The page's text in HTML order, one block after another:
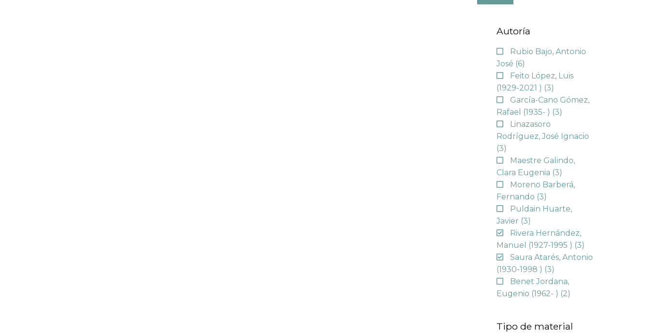
Autoría
Rubio Bajo, Antonio
José (6)
Feito López, Luis
(1929-2021 ) (3)
García-Cano Gómez,
Rafael (1935- ) (3)
Linazasoro
Rodríguez, José Ignacio
(3)
Maestre Galindo,
Clara Eugenia (3)
Moreno Barberá,
Fernando (3)
Puldain Huarte,
Javier (3)
Rivera Hernández,
Manuel (1927-1995 ) (3)
Saura Atarés, Antonio
(1930-1998 ) (3)
Benet Jordana,
Eugenio (1962- ) (2)
Tipo de material